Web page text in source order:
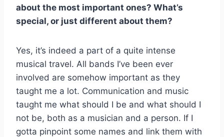
about the most important ones? What’s
special, or just different about them?
Yes, it’s indeed a part of a quite intense
musical travel. All bands I’ve been ever
involved are somehow important as they
taught me a lot. Communication and music
taught me what should I be and what should I
not be, both as a musician and a person. If I
gotta pinpoint some names and link them with